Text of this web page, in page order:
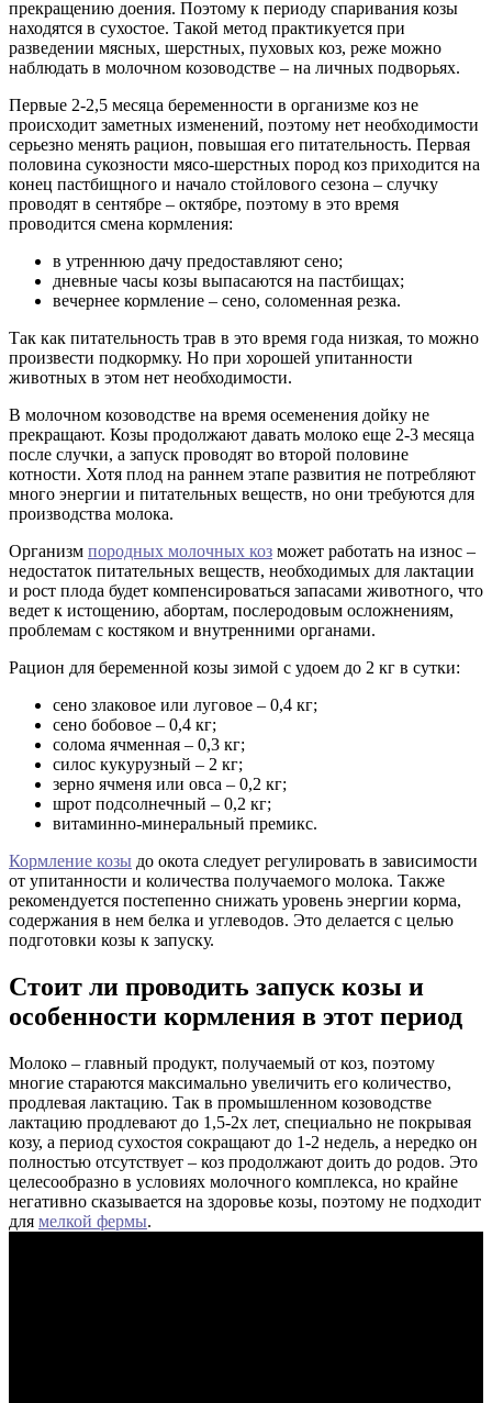
прекращению доения. Поэтому к периоду спаривания козы
находятся в сухостое. Такой метод практикуется при
разведении мясных, шерстных, пуховых коз, реже можно
наблюдать в молочном козоводстве – на личных подворьях.
Первые 2-2,5 месяца беременности в организме коз не
происходит заметных изменений, поэтому нет необходимости
серьезно менять рацион, повышая его питательность. Первая
половина сукозности мясо-шерстных пород коз приходится на
конец пастбищного и начало стойлового сезона – случку
проводят в сентябре – октябре, поэтому в это время
проводится смена кормления:
в утреннюю дачу предоставляют сено;
дневные часы козы выпасаются на пастбищах;
вечернее кормление – сено, соломенная резка.
Так как питательность трав в это время года низкая, то можно
произвести подкормку. Но при хорошей упитанности
животных в этом нет необходимости.
В молочном козоводстве на время осеменения дойку не
прекращают. Козы продолжают давать молоко еще 2-3 месяца
после случки, а запуск проводят во второй половине
котности. Хотя плод на раннем этапе развития не потребляют
много энергии и питательных веществ, но они требуются для
производства молока.
Организм породных молочных коз может работать на износ –
недостаток питательных веществ, необходимых для лактации
и рост плода будет компенсироваться запасами животного, что
ведет к истощению, абортам, послеродовым осложнениям,
проблемам с костяком и внутренними органами.
Рацион для беременной козы зимой с удоем до 2 кг в сутки:
сено злаковое или луговое – 0,4 кг;
сено бобовое – 0,4 кг;
солома ячменная – 0,3 кг;
силос кукурузный – 2 кг;
зерно ячменя или овса – 0,2 кг;
шрот подсолнечный – 0,2 кг;
витаминно-минеральный премикс.
Кормление козы до окота следует регулировать в зависимости
от упитанности и количества получаемого молока. Также
рекомендуется постепенно снижать уровень энергии корма,
содержания в нем белка и углеводов. Это делается с целью
подготовки козы к запуску.
Стоит ли проводить запуск козы и
особенности кормления в этот период
Молоко – главный продукт, получаемый от коз, поэтому
многие стараются максимально увеличить его количество,
продлевая лактацию. Так в промышленном козоводстве
лактацию продлевают до 1,5-2х лет, специально не покрывая
козу, а период сухостоя сокращают до 1-2 недель, а нередко он
полностью отсутствует – коз продолжают доить до родов. Это
целесообразно в условиях молочного комплекса, но крайне
негативно сказывается на здоровье козы, поэтому не подходит
для мелкой фермы.